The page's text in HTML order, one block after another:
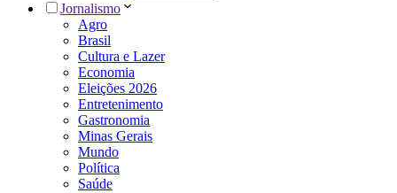
Jornalismo
Agro
Brasil
Cultura e Lazer
Economia
Eleições 2026
Entretenimento
Gastronomia
Minas Gerais
Mundo
Política
Saúde